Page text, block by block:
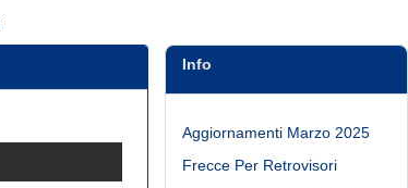
Info
Aggiornamenti Marzo 2025
Frecce Per Retrovisori